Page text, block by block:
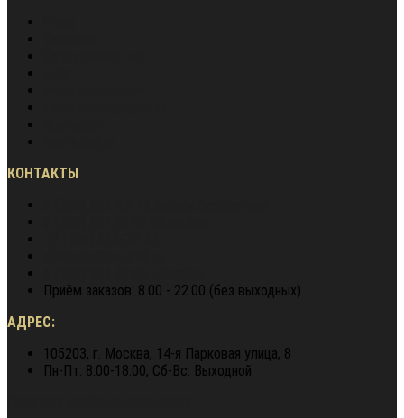
КОНТАКТЫ
Приём заказов: 8.00 - 22.00 (без выходных)
АДРЕС:
105203, г. Москва, 14-я Парковая улица, 8
Пн-Пт: 8:00-18:00, Сб-Вс: Выходной